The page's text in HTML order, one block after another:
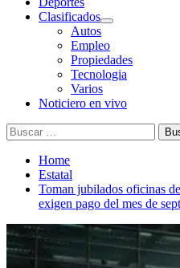
Clasificados
Autos
Empleo
Propiedades
Tecnologia
Varios
Noticiero en vivo
Buscar:
Home
Estatal
Toman jubilados oficinas
exigen pago del mes de